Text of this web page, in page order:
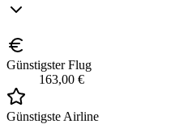
Günstigster Flug
163,00 €
Günstigste Airline